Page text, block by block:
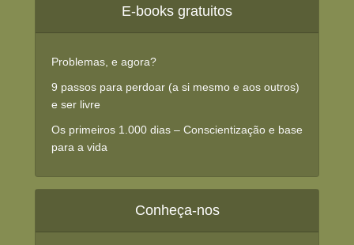
E-books gratuitos
Problemas, e agora?
9 passos para perdoar (a si mesmo e aos outros)
e ser livre
Os primeiros 1.000 dias – Conscientização e base
para a vida
Conheça-nos